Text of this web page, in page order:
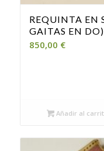
REQUINTA EN
GAITAS EN DO)
850,00 €
Añadir al